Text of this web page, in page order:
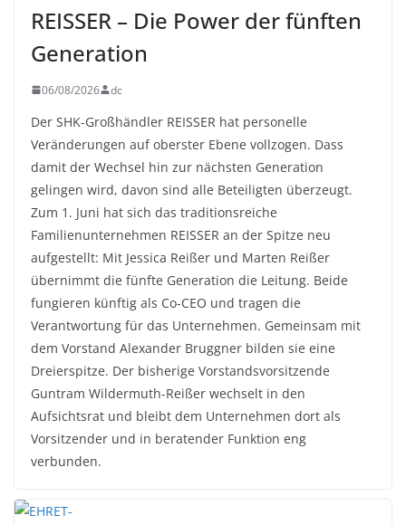
REISSER – Die Power der fünften
Generation
06/08/2026 dc
Der SHK-Großhändler REISSER hat personelle
Veränderungen auf oberster Ebene vollzogen. Dass
damit der Wechsel hin zur nächsten Generation
gelingen wird, davon sind alle Beteiligten überzeugt.
Zum 1. Juni hat sich das traditionsreiche
Familienunternehmen REISSER an der Spitze neu
aufgestellt: Mit Jessica Reißer und Marten Reißer
übernimmt die fünfte Generation die Leitung. Beide
fungieren künftig als Co-CEO und tragen die
Verantwortung für das Unternehmen. Gemeinsam mit
dem Vorstand Alexander Bruggner bilden sie eine
Dreierspitze. Der bisherige Vorstandsvorsitzende
Guntram Wildermuth-Reißer wechselt in den
Aufsichtsrat und bleibt dem Unternehmen dort als
Vorsitzender und in beratender Funktion eng
verbunden.